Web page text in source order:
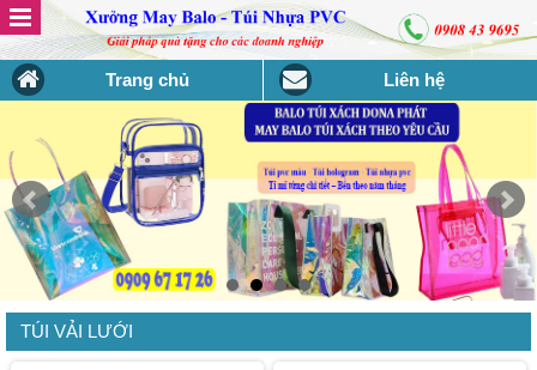
Trang chủ Liên hệ
TÚI VẢI LƯỚI